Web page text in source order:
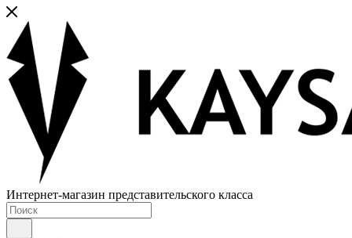
Интернет-магазин представительского класса